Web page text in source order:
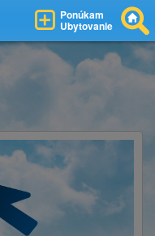
Ponúkam
Ubytovanie